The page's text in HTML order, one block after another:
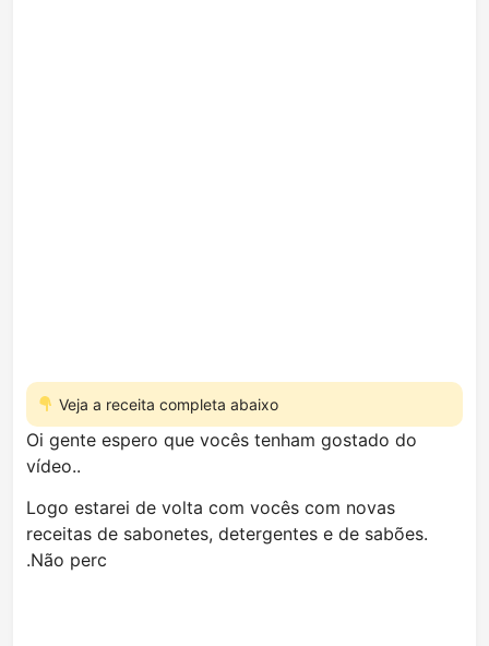
Veja a receita completa abaixo
Oi gente espero que vocês tenham gostado do
vídeo..
Logo estarei de volta com vocês com novas
receitas de sabonetes, detergentes e de sabões.
.Não perc